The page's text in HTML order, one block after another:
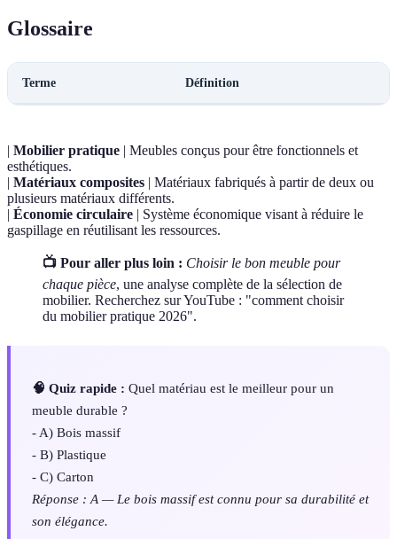
Glossaire
Terme Définition
| Mobilier pratique | Meubles conçus pour être fonctionnels et
esthétiques.
| Matériaux composites | Matériaux fabriqués à partir de deux ou
plusieurs matériaux différents.
| Économie circulaire | Système économique visant à réduire le
gaspillage en réutilisant les ressources.
📺 Pour aller plus loin : Choisir le bon meuble pour
chaque pièce, une analyse complète de la sélection de
mobilier. Recherchez sur YouTube : "comment choisir
du mobilier pratique 2026".
🧠 Quiz rapide : Quel matériau est le meilleur pour un
meuble durable ?
- A) Bois massif
- B) Plastique
- C) Carton
Réponse : A — Le bois massif est connu pour sa durabilité et
son élégance.